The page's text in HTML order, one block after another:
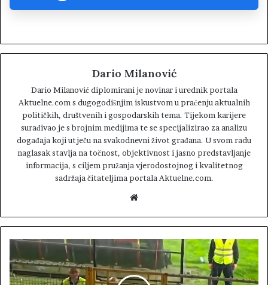
Dario Milanović
Dario Milanović diplomirani je novinar i urednik portala
Aktuelne.com s dugogodišnjim iskustvom u praćenju aktualnih
političkih, društvenih i gospodarskih tema. Tijekom karijere
surađivao je s brojnim medijima te se specijalizirao za analizu
događaja koji utječu na svakodnevni život građana. U svom radu
naglasak stavlja na točnost, objektivnost i jasno predstavljanje
informacija, s ciljem pružanja vjerodostojnog i kvalitetnog
sadržaja čitateljima portala Aktuelne.com.
b
s
i
t